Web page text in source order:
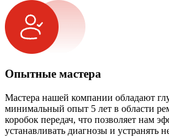
Опытные мастера
Мастера нашей компании обладают
минимальный опыт 5 лет в области
коробок передач, что позволяет нам
устанавливать диагнозы и устранять